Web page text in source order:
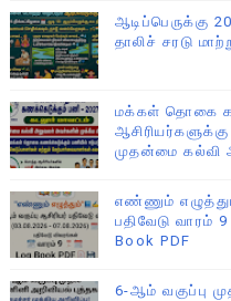
ஆடிப்பெருக்கு
தாலிச் சரடு
மக்கள் தொகை
முதன்மை கல்வி
எண்ணும்
பதிவேடு வாரம்
Book PDF
6-ஆம் வகுப்பு